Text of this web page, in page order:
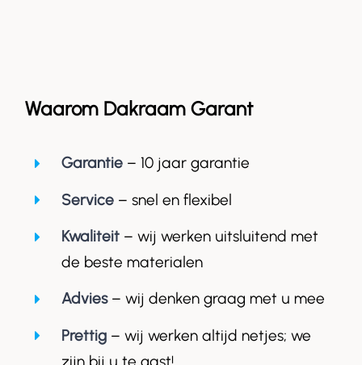
Waarom Dakraam Garant
Garantie– 10 jaar garantie
Service – snel en flexibel
Kwaliteit– wij werken uitsluitend met
de beste materialen
Advies– wij denken graag met u mee
Prettig– wij werken altijd netjes; we
zijn bij u te gast!